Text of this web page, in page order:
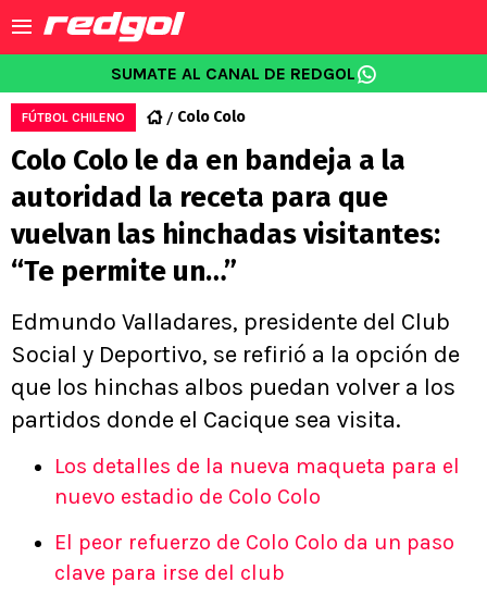
SUMATE AL CANAL DE REDGOL
FÚTBOL CHILENO Colo Colo
Colo Colo le da en bandeja a la
autoridad la receta para que
vuelvan las hinchadas visitantes:
“Te permite un…”
Edmundo Valladares, presidente del Club
Social y Deportivo, se refirió a la opción de
que los hinchas albos puedan volver a los
partidos donde el Cacique sea visita.
Los detalles de la nueva maqueta para el
nuevo estadio de Colo Colo
El peor refuerzo de Colo Colo da un paso
clave para irse del club